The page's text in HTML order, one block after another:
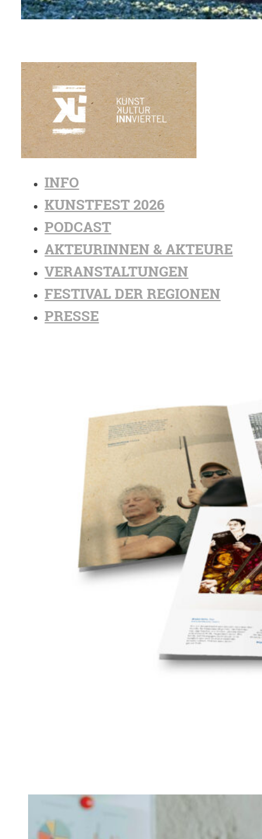
INFO
KUNSTFEST 2026
PODCAST
AKTEURINNEN & AKTEURE
VERANSTALTUNGEN
FESTIVAL DER REGIONEN
PRESSE